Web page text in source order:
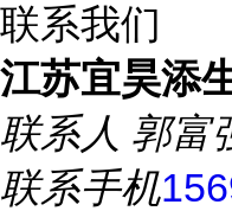
联系我们
江苏宜昊添
联系人 郭富
联系手机